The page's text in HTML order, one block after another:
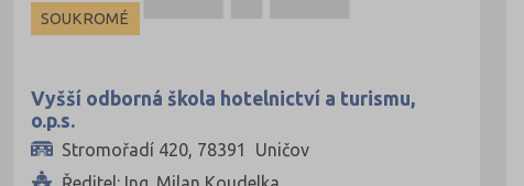
Umělecké
SOUKROMÉ
Vyšší odborná škola hotelnictví a turismu,
o.p.s.
Stromořadí 420, 78391 Uničov